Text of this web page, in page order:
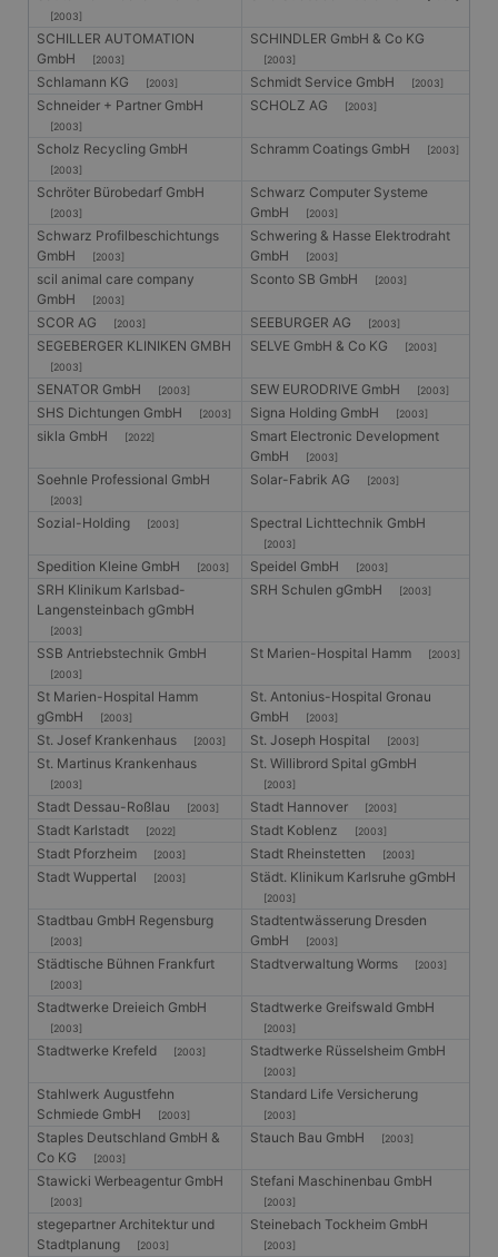
[2003]
SCHILLER AUTOMATION
GmbH
[2003]
SCHINDLER GmbH & Co KG
[2003]
Schlamann KG [2003] Schmidt Service GmbH [2003]
Schneider + Partner GmbH
[2003]
SCHOLZ AG [2003]
Scholz Recycling GmbH
[2003]
Schramm Coatings GmbH [2003]
Schröter Bürobedarf GmbH
[2003]
Schwarz Computer Systeme
GmbH
[2003]
Schwarz Profilbeschichtungs
GmbH
[2003]
Schwering & Hasse Elektrodraht
GmbH
[2003]
scil animal care company
GmbH
[2003]
Sconto SB GmbH [2003]
SCOR AG [2003] SEEBURGER AG [2003]
SEGEBERGER KLINIKEN GMBH
[2003]
SELVE GmbH & Co KG [2003]
SENATOR GmbH [2003] SEW EURODRIVE GmbH [2003]
SHS Dichtungen GmbH [2003] Signa Holding GmbH [2003]
sikla GmbH [2022]
Smart Electronic Development
GmbH
[2003]
Soehnle Professional GmbH
[2003]
Solar-Fabrik AG [2003]
Sozial-Holding [2003] Spectral Lichttechnik GmbH
[2003]
Spedition Kleine GmbH [2003] Speidel GmbH [2003]
SRH Klinikum Karlsbad-
Langensteinbach gGmbH
[2003]
SRH Schulen gGmbH [2003]
SSB Antriebstechnik GmbH
[2003]
St Marien-Hospital Hamm [2003]
St Marien-Hospital Hamm
gGmbH
[2003]
St. Antonius-Hospital Gronau
GmbH
[2003]
St. Josef Krankenhaus [2003] St. Joseph Hospital [2003]
St. Martinus Krankenhaus
[2003]
St. Willibrord Spital gGmbH
[2003]
Stadt Dessau-Roßlau [2003] Stadt Hannover [2003]
Stadt Karlstadt [2022] Stadt Koblenz [2003]
Stadt Pforzheim [2003] Stadt Rheinstetten [2003]
Stadt Wuppertal [2003] Städt. Klinikum Karlsruhe gGmbH
[2003]
Stadtbau GmbH Regensburg
[2003]
Stadtentwässerung Dresden
GmbH
[2003]
Städtische Bühnen Frankfurt
[2003]
Stadtverwaltung Worms [2003]
Stadtwerke Dreieich GmbH
[2003]
Stadtwerke Greifswald GmbH
[2003]
Stadtwerke Krefeld [2003] Stadtwerke Rüsselsheim GmbH
[2003]
Stahlwerk Augustfehn
Schmiede GmbH
[2003]
Standard Life Versicherung
[2003]
Staples Deutschland GmbH &
Co KG
[2003]
Stauch Bau GmbH [2003]
Stawicki Werbeagentur GmbH
[2003]
Stefani Maschinenbau GmbH
[2003]
stegepartner Architektur und
Stadtplanung
[2003]
Steinebach Tockheim GmbH
[2003]